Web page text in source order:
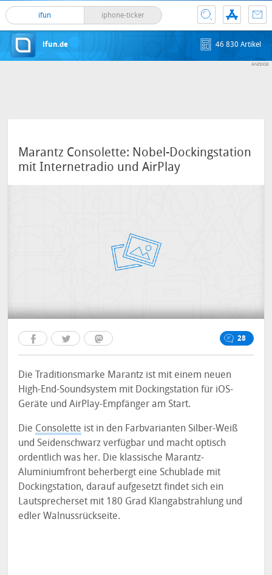
ifun iphone-ticker
ifun.de 46 830 Artikel
Marantz Consolette: Nobel-Dockingstation
mit Internetradio und AirPlay
28
Die Traditionsmarke Marantz ist mit einem neuen
High-End-Soundsystem mit Dockingstation für iOS-
Geräte und AirPlay-Empfänger am Start.
Die Consolette ist in den Farbvarianten Silber-Weiß
und Seidenschwarz verfügbar und macht optisch
ordentlich was her. Die klassische Marantz-
Aluminiumfront beherbergt eine Schublade mit
Dockingstation, darauf aufgesetzt findet sich ein
Lautsprecherset mit 180 Grad Klangabstrahlung und
edler Walnussrückseite.